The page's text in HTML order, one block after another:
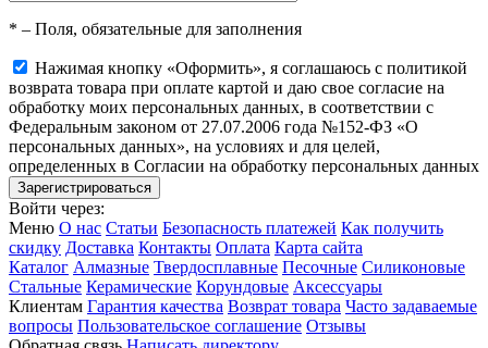
* – Поля, обязательные для заполнения
Нажимая кнопку «Оформить», я соглашаюсь с политикой
возврата товара при оплате картой и даю свое согласие на
обработку моих персональных данных, в соответствии с
Федеральным законом от 27.07.2006 года №152-ФЗ «О
персональных данных», на условиях и для целей,
определенных в Согласии на обработку персональных данных
Войти через:
Меню О нас Статьи Безопасность платежей Как получить
скидку Доставка Контакты Оплата Карта сайта
Каталог Алмазные Твердосплавные Песочные Силиконовые
Стальные Керамические Корундовые Аксессуары
Клиентам Гарантия качества Возврат товара Часто задаваемые
вопросы Пользовательское соглашение Отзывы